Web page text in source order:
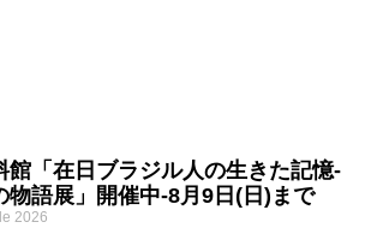
館「在日ブラジル人の生きた記憶-
物語展」開催中-8月9日(日)まで
2026